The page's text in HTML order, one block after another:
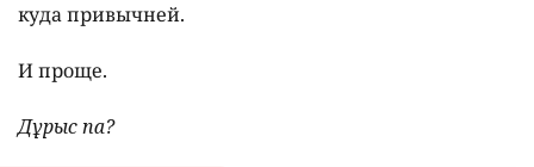
куда привычней.
И проще.
Дұрыс па?